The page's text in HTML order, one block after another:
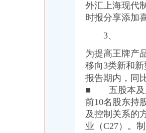
外汇上海现代
时报分享添加
3、
为提高王牌产
移向3类新和
报告期内， 同
■ 五股本及
前10名股东
及控制关系的
业（C27）。